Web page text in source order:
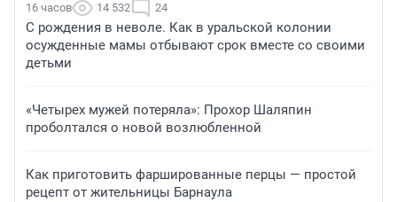
16 часов 14 532 24
С рождения в неволе. Как в уральской колонии
осужденные мамы отбывают срок вместе со своими
детьми
«Четырех мужей потеряла»: Прохор Шаляпин
проболтался о новой возлюбленной
Как приготовить фаршированные перцы — простой
рецепт от жительницы Барнаула